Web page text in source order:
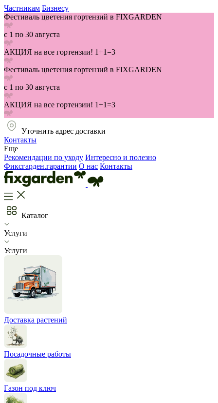
Частникам Бизнесу
Фестиваль цветения гортензий в FIXGARDEN
с 1 по 30 августа
АКЦИЯ на все гортензии! 1+1=3
Фестиваль цветения гортензий в FIXGARDEN
с 1 по 30 августа
АКЦИЯ на все гортензии! 1+1=3
Уточнить адрес доставки
Контакты
Еще
Рекомендации по уходу Интересно и полезно
Фиксгарден.гарантии О нас Контакты
Каталог
Услуги
Услуги
Доставка растений
Посадочные работы
Газон под ключ